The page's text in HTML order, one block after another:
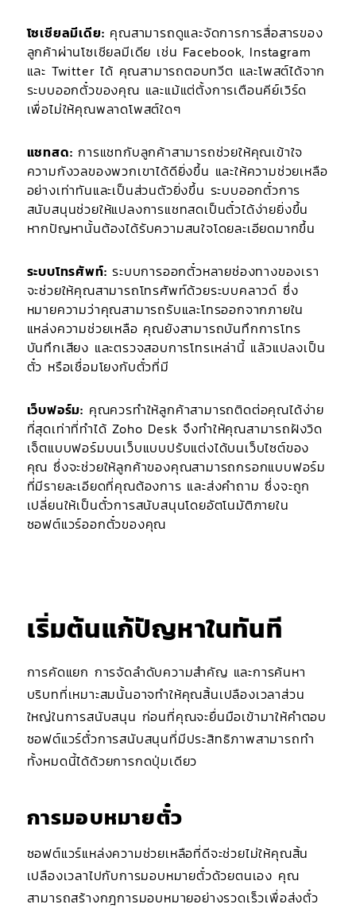
โซเชียลมีเดีย: คุณสามารถดูและจัดการการสื่อสารของ
ลูกค้าผ่านโซเชียลมีเดีย เช่น Facebook, Instagram
และ Twitter ได้ คุณสามารถตอบทวีต และโพสต์ได้จาก
ระบบออกตั๋วของคุณ และแม้แต่ตั้งการเตือนคีย์เวิร์ด
เพื่อไม่ให้คุณพลาดโพสต์ใดๆ
แชทสด: การแชทกับลูกค้าสามารถช่วยให้คุณเข้าใจ
ความกังวลของพวกเขาได้ดียิ่งขึ้น และให้ความช่วยเหลือ
อย่างเท่าทันและเป็นส่วนตัวยิ่งขึ้น ระบบออกตั๋วการ
สนับสนุนช่วยให้แปลงการแชทสดเป็นตั๋วได้ง่ายยิ่งขึ้น
หากปัญหานั้นต้องได้รับความสนใจโดยละเอียดมากขึ้น
ระบบโทรศัพท์: ระบบการออกตั๋วหลายช่องทางของเรา
จะช่วยให้คุณสามารถโทรศัพท์ด้วยระบบคลาวด์ ซึ่ง
หมายความว่าคุณสามารถรับและโทรออกจากภายใน
แหล่งความช่วยเหลือ คุณยังสามารถบันทึกการโทร
บันทึกเสียง และตรวจสอบการโทรเหล่านี้ แล้วแปลงเป็น
ตั๋ว หรือเชื่อมโยงกับตั๋วที่มี
เว็บฟอร์ม: คุณควรทำให้ลูกค้าสามารถติดต่อคุณได้ง่าย
ที่สุดเท่าที่ทำได้ Zoho Desk จึงทำให้คุณสามารถฝังวิด
เจ็ตแบบฟอร์มบนเว็บแบบปรับแต่งได้บนเว็บไซต์ของ
คุณ ซึ่งจะช่วยให้ลูกค้าของคุณสามารถกรอกแบบฟอร์ม
ที่มีรายละเอียดที่คุณต้องการ และส่งคำถาม ซึ่งจะถูก
เปลี่ยนให้เป็นตั๋วการสนับสนุนโดยอัตโนมัติภายใน
ซอฟต์แวร์ออกตั๋วของคุณ
เริ่มต้นแก้ปัญหาในทันที
การคัดแยก การจัดลำดับความสำคัญ และการค้นหา
บริบทที่เหมาะสมนั้นอาจทำให้คุณสิ้นเปลืองเวลาส่วน
ใหญ่ในการสนับสนุน ก่อนที่คุณจะยื่นมือเข้ามาให้คำตอบ
ซอฟต์แวร์ตั๋วการสนับสนุนที่มีประสิทธิภาพสามารถทำ
ทั้งหมดนี้ได้ด้วยการกดปุ่มเดียว
การมอบหมายตั๋ว
ซอฟต์แวร์แหล่งความช่วยเหลือที่ดีจะช่วยไม่ให้คุณสิ้น
เปลืองเวลาไปกับการมอบหมายตั๋วด้วยตนเอง คุณ
สามารถสร้างกฎการมอบหมายอย่างรวดเร็วเพื่อส่งตั๋ว